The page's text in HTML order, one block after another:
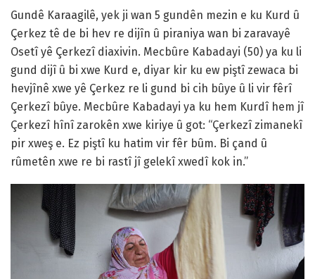
Gundê Karaagilê, yek ji wan 5 gundên mezin e ku Kurd û
Çerkez tê de bi hev re dijîn û piraniya wan bi zaravayê
Osetî yê Çerkezî diaxivin. Mecbûre Kabadayi (50) ya ku li
gund dijî û bi xwe Kurd e, diyar kir ku ew piştî zewaca bi
hevjînê xwe yê Çerkez re li gund bi cih bûye û li vir fêrî
Çerkezî bûye. Mecbûre Kabadayi ya ku hem Kurdî hem jî
Çerkezî hînî zarokên xwe kiriye û got: “Çerkezî zimanekî
pir xweş e. Ez piştî ku hatim vir fêr bûm. Bi çand û
rûmetên xwe re bi rastî jî gelekî xwedî kok in.”